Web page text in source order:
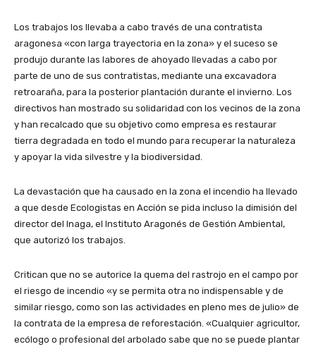
Los trabajos los llevaba a cabo través de una contratista
aragonesa «con larga trayectoria en la zona» y el suceso se
produjo durante las labores de ahoyado llevadas a cabo por
parte de uno de sus contratistas, mediante una excavadora
retroaraña, para la posterior plantación durante el invierno. Los
directivos han mostrado su solidaridad con los vecinos de la zona
y han recalcado que su objetivo como empresa es restaurar
tierra degradada en todo el mundo para recuperar la naturaleza
y apoyar la vida silvestre y la biodiversidad.
La devastación que ha causado en la zona el incendio ha llevado
a que desde Ecologistas en Acción se pida incluso la dimisión del
director del Inaga, el Instituto Aragonés de Gestión Ambiental,
que autorizó los trabajos.
Critican que no se autorice la quema del rastrojo en el campo por
el riesgo de incendio «y se permita otra no indispensable y de
similar riesgo, como son las actividades en pleno mes de julio» de
la contrata de la empresa de reforestación. «Cualquier agricultor,
ecólogo o profesional del arbolado sabe que no se puede plantar